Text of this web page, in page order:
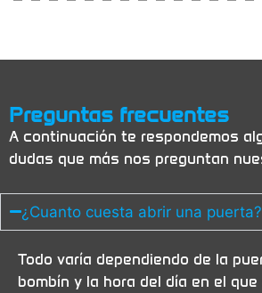
Preguntas frecuentes
A continuación te respondemos
dudas que más nos preguntan
¿Cuanto cuesta abrir una puerta?
Todo varía dependiendo de la
bombín y la hora del día en el